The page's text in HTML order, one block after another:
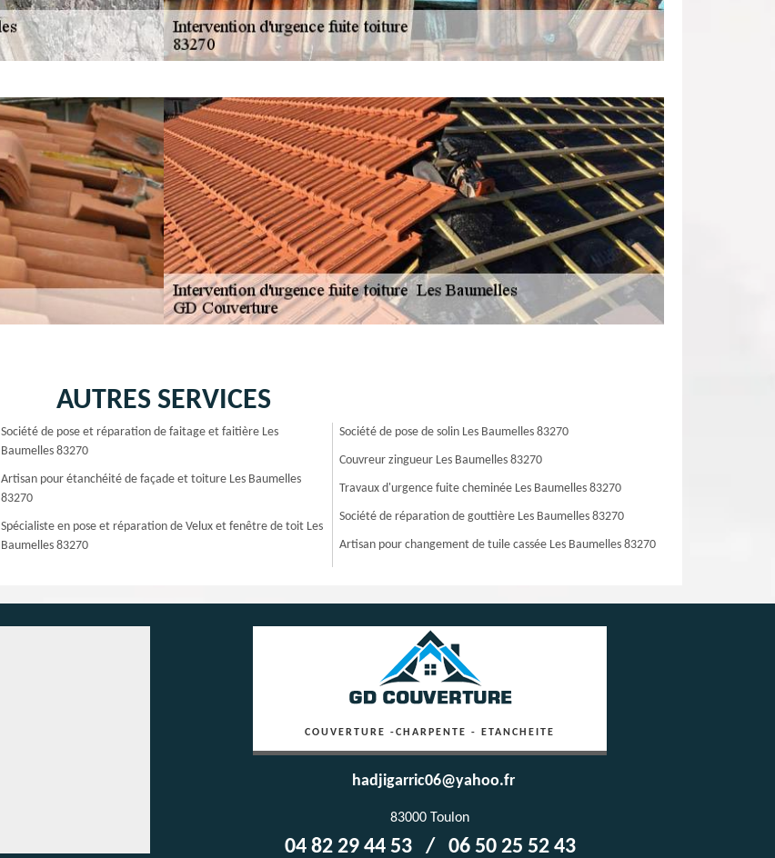
AUTRES SERVICES
Société de pose et réparation de faitage et faitière Les
Baumelles 83270
Artisan pour étanchéité de façade et toiture Les Baumelles
83270
Spécialiste en pose et réparation de Velux et fenêtre de toit Les
Baumelles 83270
Société de pose de solin Les Baumelles 83270
Couvreur zingueur Les Baumelles 83270
Travaux d'urgence fuite cheminée Les Baumelles 83270
Société de réparation de gouttière Les Baumelles 83270
Artisan pour changement de tuile cassée Les Baumelles 83270
COUVERTURE -CHARPENTE - ETANCHEITE
hadjigarric06@yahoo.fr
83000 Toulon
04 82 29 44 53 / 06 50 25 52 43